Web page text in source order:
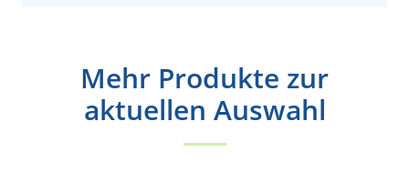
Mehr Produkte zur
aktuellen Auswahl